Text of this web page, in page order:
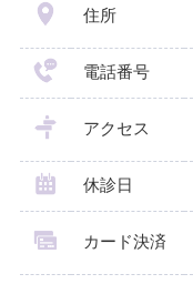
住所
電話番号
アクセス
休診日
カード決済